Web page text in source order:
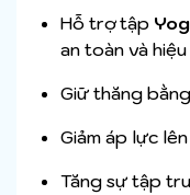
Hỗ trợ tập
an toàn và hiệu
Giữ thăng
Giảm áp lực
Tăng sự tập